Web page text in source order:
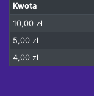
Kwota
10,00 zł
5,00 zł
4,00 zł